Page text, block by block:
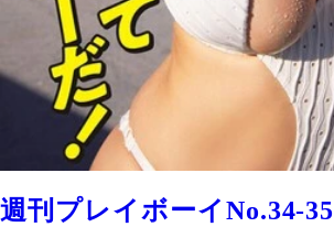
週刊プレイボーイNo.34-35